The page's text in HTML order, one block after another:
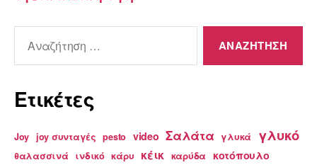
για:
Ετικέτες
Joy joy συνταγές pesto video Σαλάτα γλυκά γλυκό
θαλασσινά ινδικό κάρυ κέικ καρύδα κοτόπουλο